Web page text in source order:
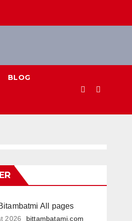
BLOG
All pages
2026
bittambatami.com